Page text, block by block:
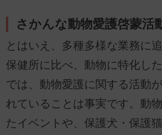
さかんな動物愛護啓蒙活
とはいえ、多種多様な業務に
保健所に比べ、動物に特化し
では、動物愛護に関する活動
れていることは事実です。動
たイベントや、保護犬・保護